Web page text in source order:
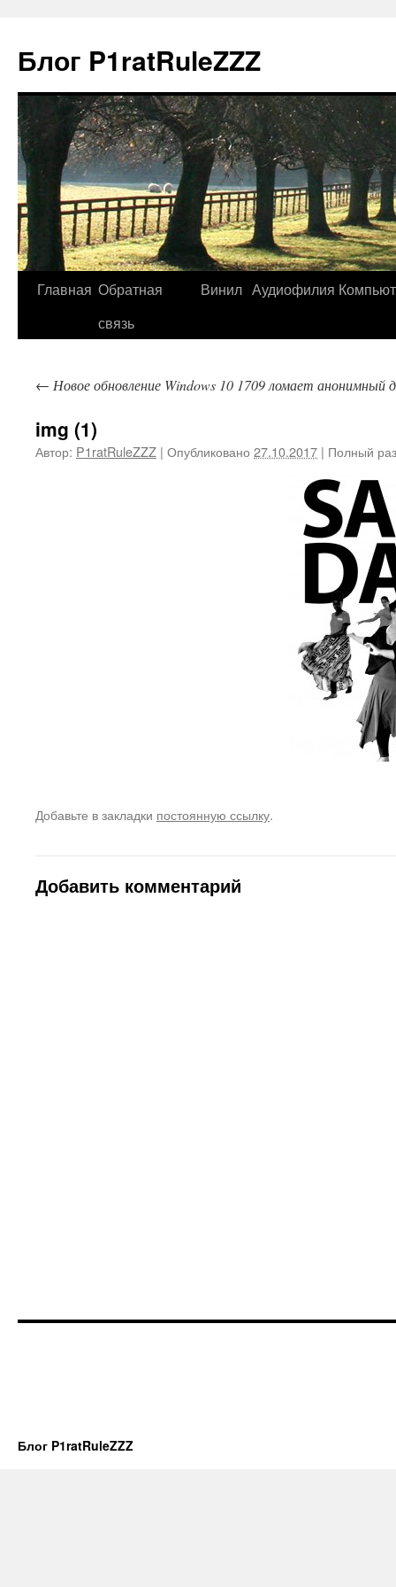
Блог P1ratRuleZZZ
Главная Обратная
связь
Винил Аудиофилия
← Новое обновление Windows 10 1709 ломает анонимный
img (1)
Автор: P1ratRuleZZZ | Опубликовано 27.10.2017 | Полный
Добавьте в закладки постоянную ссылку.
Добавить комментарий
Блог P1ratRuleZZZ